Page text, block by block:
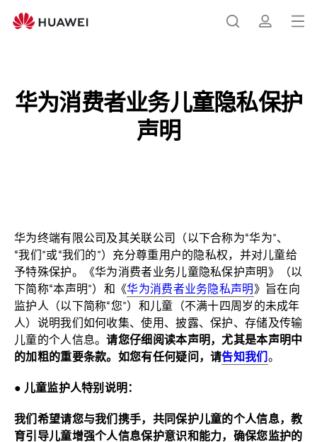
打
单
华为消费者业务儿童隐私保护
声明
华为终端有限公司及其关联公司（以下合称为“华为”、
“我们”或“我们的”）充分尊重用户的隐私权，并对儿童给
予特殊保护。《华为消费者业务儿童隐私保护声明》（以
下简称“本声明”）和《华为消费者业务隐私声明》旨在向
监护人（以下简称“您”）和儿童（不满十四周岁的未成年
人）说明我们如何收集、使用、披露、保护、存储及传输
儿童的个人信息。请您仔细阅读本声明，尤其是本声明中
的加粗的重要条款。如您有任何疑问，请告知我们。
● 儿童监护人特别 说明：
我们希望请您与我们携手，共同保护儿童的个人信息，教
育引导儿童增强个人信息保护意识和能力，确保您监护的